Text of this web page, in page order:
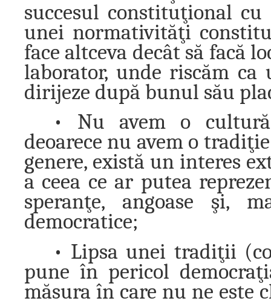
succesul constituţional
unei normativităţi
face altceva decât să facă
laborator, unde riscăm
dirijeze după bunul său
• Nu avem o
deoarece nu avem o
genere, există un interes
a ceea ce ar putea
speranţe, angoase şi,
democratice;
• Lipsa unei tradiţii
pune în pericol
măsura în care nu ne este